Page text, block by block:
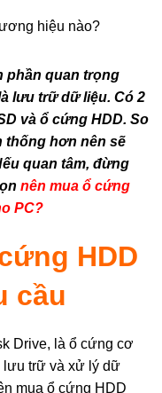
phần quan trọng
lưu trữ dữ liệu. Có 2
và ổ cứng HDD. So
thống hơn nên sẽ
quan tâm, đừng
nên mua ổ cứng
PC?
HDD
cầu
Drive, là ổ cứng cơ
lưu trữ và xử lý dữ
mua ổ cứng HDD